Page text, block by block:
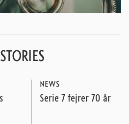
NEWS
Serie 7 fejrer 70 år